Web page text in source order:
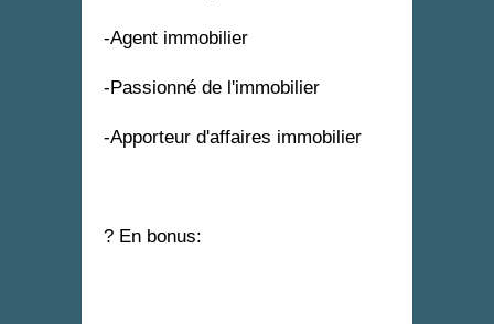
-Agent immobilier
-Passionné de l'immobilier
-Apporteur d'affaires immobilier
? En bonus: